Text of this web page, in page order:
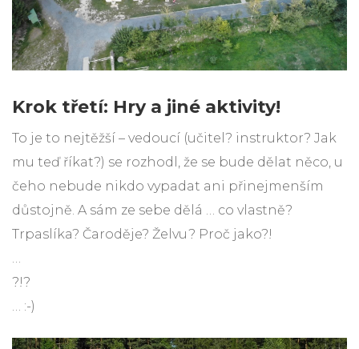
Krok třetí: Hry a jiné aktivity!
To je to nejtěžší – vedoucí (učitel? instruktor? Jak
mu teď říkat?) se rozhodl, že se bude dělat něco, u
čeho nebude nikdo vypadat ani přinejmenším
důstojně. A sám ze sebe dělá … co vlastně?
Trpaslíka? Čaroděje? Želvu? Proč jako?!
?!?
… :-)